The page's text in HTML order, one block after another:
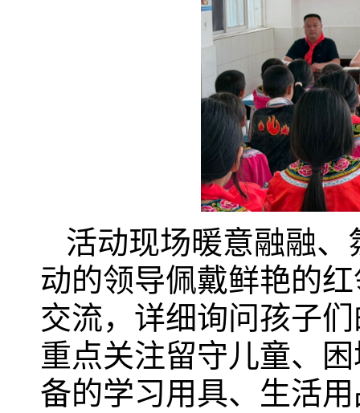
活动现场暖意融融
动的领导佩戴鲜艳的
交流，详细询问孩子
重点关注留守儿童、
备的学习用具、生活